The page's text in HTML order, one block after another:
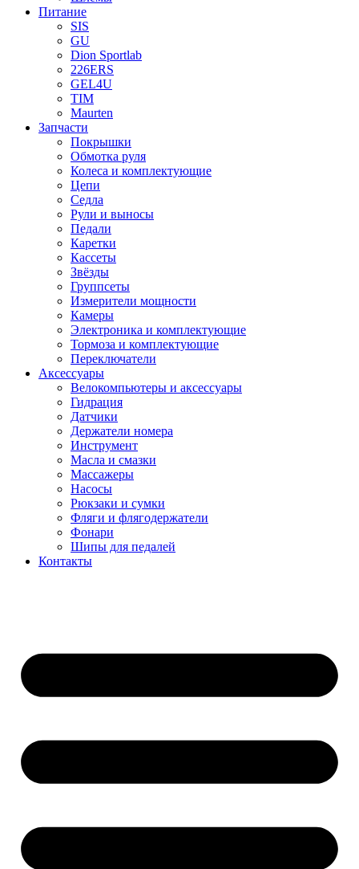
Питание
SIS
GU
Dion Sportlab
226ERS
GEL4U
TIM
Maurten
Запчасти
Покрышки
Обмотка руля
Колеса и комплектующие
Цепи
Седла
Рули и выносы
Педали
Каретки
Кассеты
Звёзды
Группсеты
Измерители мощности
Камеры
Электроника и комплектующие
Тормоза и комплектующие
Переключатели
Аксессуары
Велокомпьютеры и аксессуары
Гидрация
Датчики
Держатели номера
Инструмент
Масла и смазки
Массажеры
Насосы
Рюкзаки и сумки
Фляги и флягодержатели
Фонари
Шипы для педалей
Контакты